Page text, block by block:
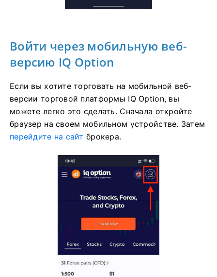
Войти через мобильную веб-
версию IQ Option
Если вы хотите торговать на мобильной веб-
версии торговой платформы IQ Option, вы
можете легко это сделать. Сначала откройте
браузер на своем мобильном устройстве. Затем
перейдите на сайт брокера.